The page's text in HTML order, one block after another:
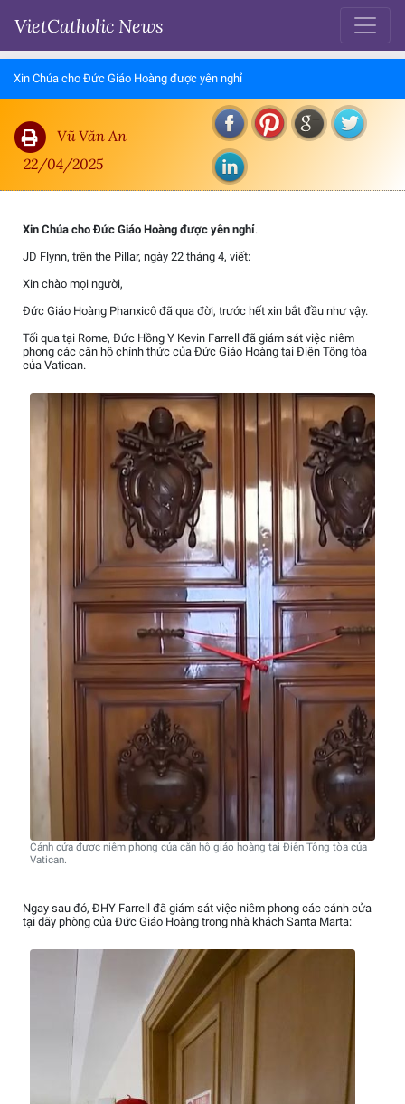
VietCatholic News
Xin Chúa cho Đức Giáo Hoàng được yên nghỉ
Vũ Văn An
22/04/2025
Xin Chúa cho Đức Giáo Hoàng được yên nghỉ.
JD Flynn, trên the Pillar, ngày 22 tháng 4, viết:
Xin chào mọi người,
Đức Giáo Hoàng Phanxicô đã qua đời, trước hết xin bắt đầu như vậy.
Tối qua tại Rome, Đức Hồng Y Kevin Farrell đã giám sát việc niêm
phong các căn hộ chính thức của Đức Giáo Hoàng tại Điện Tông tòa
của Vatican.
Cánh cửa được niêm phong của căn hộ giáo hoàng tại Điện Tông tòa của
Vatican.
Ngay sau đó, ĐHY Farrell đã giám sát việc niêm phong các cánh cửa
tại dãy phòng của Đức Giáo Hoàng trong nhà khách Santa Marta: